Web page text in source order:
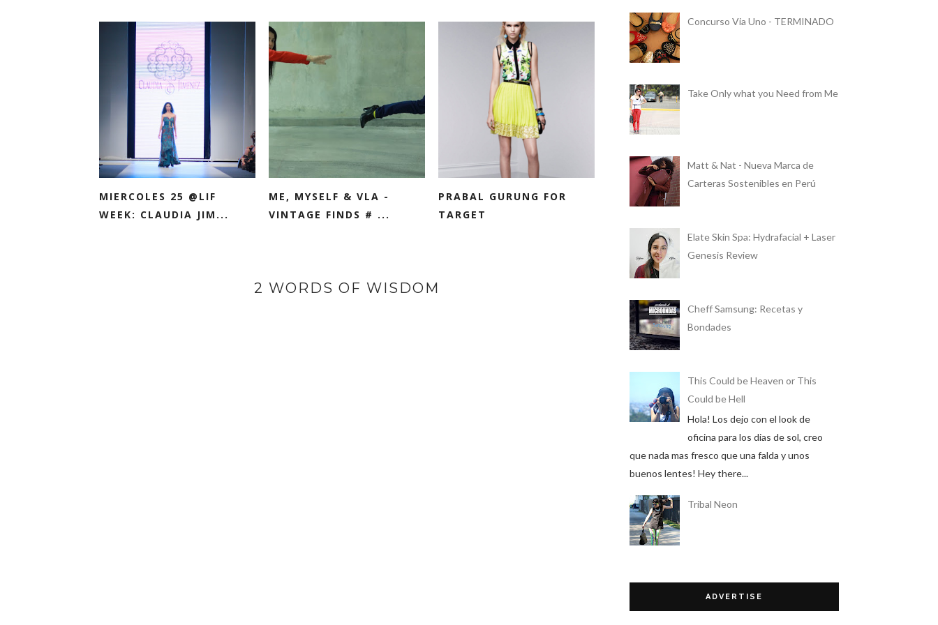
MIERCOLES 25 @LIF
WEEK: CLAUDIA JIM...
ME, MYSELF & VLA -
VINTAGE FINDS # ...
PRABAL GURUNG FOR
TARGET
2 WORDS OF WISDOM
Concurso Via Uno - TERMINADO
Take Only what you Need from Me
Matt & Nat - Nueva Marca de
Carteras Sostenibles en Perú
Elate Skin Spa: Hydrafacial + Laser
Genesis Review
Cheff Samsung: Recetas y
Bondades
This Could be Heaven or This
Could be Hell
Hola! Los dejo con el look de
oficina para los dias de sol, creo
que nada mas fresco que una falda y unos
buenos lentes! Hey there...
Tribal Neon
ADVERTISE